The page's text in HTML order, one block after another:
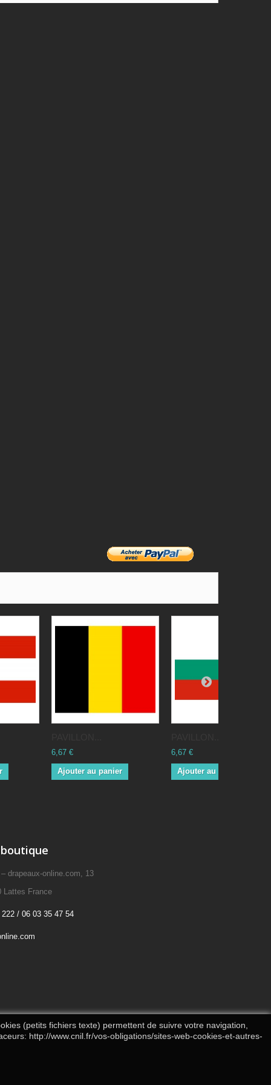
6,67 €
Ajouter au panier
6,67 €
Ajouter au panier
drapeaux-online.com, 13
Lattes France
/ 06 03 35 47 54
(petits fichiers texte) permettent de suivre votre navigation,
http://www.cnil.fr/vos-obligations/sites-web-cookies-et-autres-